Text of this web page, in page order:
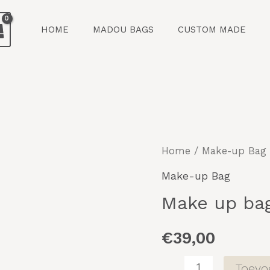
HOME MADOU BAGS CUSTOM MADE
Home / Make-up Bag
Make-up Bag
Make up
€39,00
Make
up
aantal